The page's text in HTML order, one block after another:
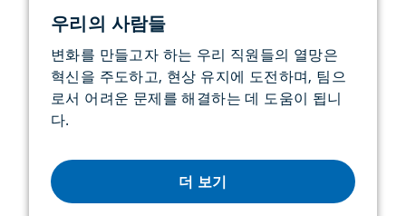
우리의 사람들
변화를 만들고자 하는 우리 직원들의 열망은
혁신을 주도하고, 현상 유지에 도전하며, 팀으
로서 어려운 문제를 해결하는 데 도움이 됩니
다.
더 보기